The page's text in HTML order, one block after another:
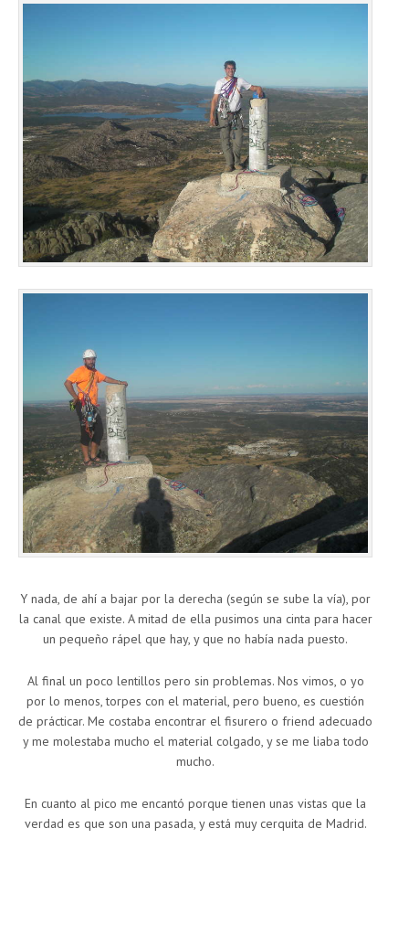
Y nada, de ahí a bajar por la derecha (según se sube la vía), por
la canal que existe. A mitad de ella pusimos una cinta para hacer
un pequeño rápel que hay, y que no había nada puesto.
Al final un poco lentillos pero sin problemas. Nos vimos, o yo
por lo menos, torpes con el material, pero bueno, es cuestión
de prácticar. Me costaba encontrar el fisurero o friend adecuado
y me molestaba mucho el material colgado, y se me liaba todo
mucho.
En cuanto al pico me encantó porque tienen unas vistas que la
verdad es que son una pasada, y está muy cerquita de Madrid.